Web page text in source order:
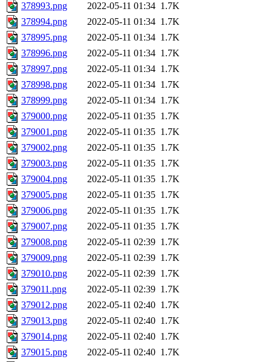
378993.png
2022-05-11 01:34 1.7K
378994.png
2022-05-11 01:34 1.7K
378995.png
2022-05-11 01:34 1.7K
378996.png
2022-05-11 01:34 1.7K
378997.png
2022-05-11 01:34 1.7K
378998.png
2022-05-11 01:34 1.7K
378999.png
2022-05-11 01:34 1.7K
379000.png
2022-05-11 01:35 1.7K
379001.png
2022-05-11 01:35 1.7K
379002.png
2022-05-11 01:35 1.7K
379003.png
2022-05-11 01:35 1.7K
379004.png
2022-05-11 01:35 1.7K
379005.png
2022-05-11 01:35 1.7K
379006.png
2022-05-11 01:35 1.7K
379007.png
2022-05-11 01:35 1.7K
379008.png
2022-05-11 02:39 1.7K
379009.png
2022-05-11 02:39 1.7K
379010.png
2022-05-11 02:39 1.7K
379011.png
2022-05-11 02:39 1.7K
379012.png
2022-05-11 02:40 1.7K
379013.png
2022-05-11 02:40 1.7K
379014.png
2022-05-11 02:40 1.7K
379015.png
2022-05-11 02:40 1.7K